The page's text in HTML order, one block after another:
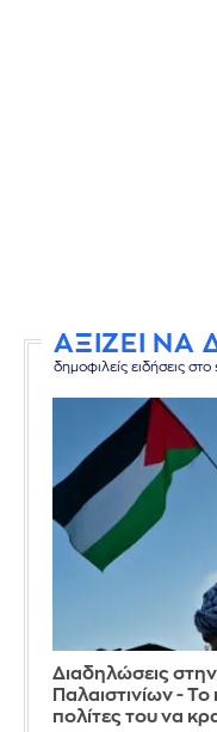
ΑΞΙΖΕΙ ΝΑ
δημοφιλείς ειδήσεις
Διαδηλώσεις
Παλαιστινίων -
πολίτες του να